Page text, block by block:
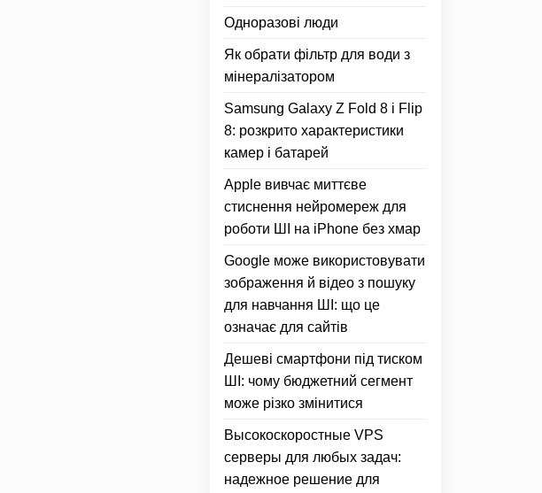
Одноразові люди
Як обрати фільтр для води з
мінералізатором
Samsung Galaxy Z Fold 8 і Flip
8: розкрито характеристики
камер і батарей
Apple вивчає миттєве
стиснення нейромереж для
роботи ШІ на iPhone без хмар
Google може використовувати
зображення й відео з пошуку
для навчання ШІ: що це
означає для сайтів
Дешеві смартфони під тиском
ШІ: чому бюджетний сегмент
може різко змінитися
Высокоскоростные VPS
серверы для любых задач:
надежное решение для